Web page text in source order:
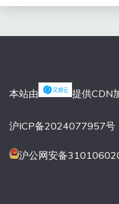
本站由 提供CDN
沪ICP备2024077957号
沪公网安备